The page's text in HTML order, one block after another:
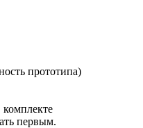
прототипа)
комплекте
первым.